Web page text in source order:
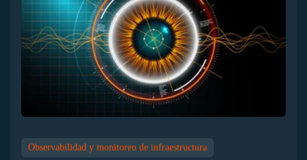
Observabilidad y monitoreo de infraestructura